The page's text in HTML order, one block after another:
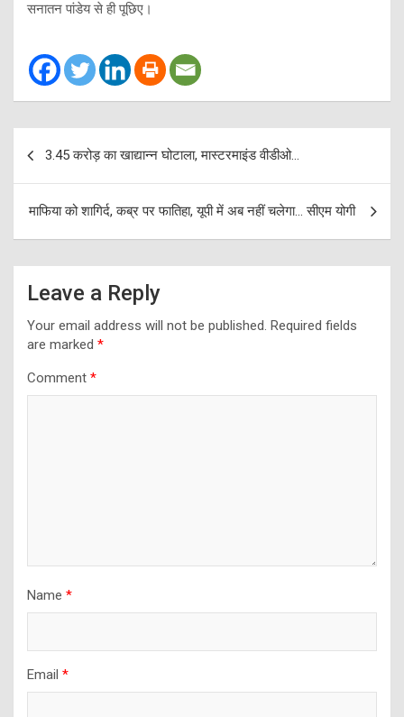
सनातन पांडेय से ही पूछिए।
navigation
3.45 करोड़ का खाद्यान्न घोटाला, मास्टरमाइंड वीडीओ…
माफिया को शागिर्द, कब्र पर फातिहा, यूपी में अब नहीं चलेगा… सीएम योगी
Leave a Reply
Your email address will not be published. Required fields
are marked *
Comment *
Name *
Email *